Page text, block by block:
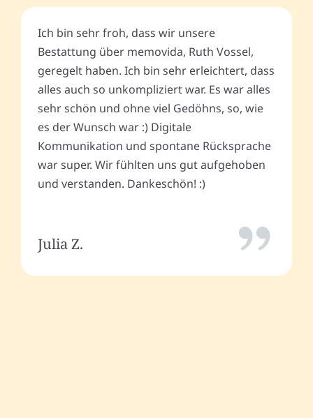
Ich bin sehr froh, dass wir unsere
Bestattung über memovida, Ruth Vossel,
geregelt haben. Ich bin sehr erleichtert, dass
alles auch so unkompliziert war. Es war alles
sehr schön und ohne viel Gedöhns, so, wie
es der Wunsch war :) Digitale
Kommunikation und spontane Rücksprache
war super. Wir fühlten uns gut aufgehoben
und verstanden. Dankeschön! :)
Julia Z.